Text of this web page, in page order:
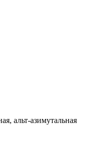
альт-азимутальная